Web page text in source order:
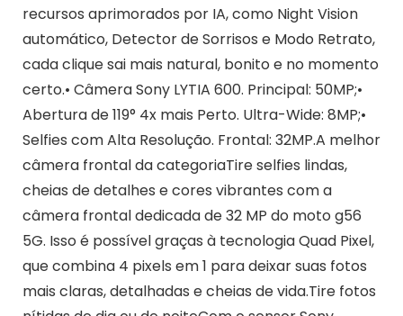
recursos aprimorados por IA, como Night Vision
automático, Detector de Sorrisos e Modo Retrato,
cada clique sai mais natural, bonito e no momento
certo.• Câmera Sony LYTIA 600. Principal: 50MP;•
Abertura de 119° 4x mais Perto. Ultra-Wide: 8MP;•
Selfies com Alta Resolução. Frontal: 32MP.A melhor
câmera frontal da categoriaTire selfies lindas,
cheias de detalhes e cores vibrantes com a
câmera frontal dedicada de 32 MP do moto g56
5G. Isso é possível graças à tecnologia Quad Pixel,
que combina 4 pixels em 1 para deixar suas fotos
mais claras, detalhadas e cheias de vida.Tire fotos